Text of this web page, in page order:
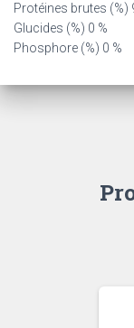
Protéines brutes (%)
Glucides (%) 0 %
Phosphore (%) 0 %